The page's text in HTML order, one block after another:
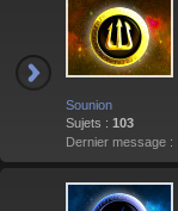
Sounion
Sujets : 103
Dernier message :